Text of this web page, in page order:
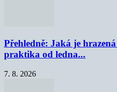
Přehledně: Jaká je
praktika od ledna...
7. 8. 2026